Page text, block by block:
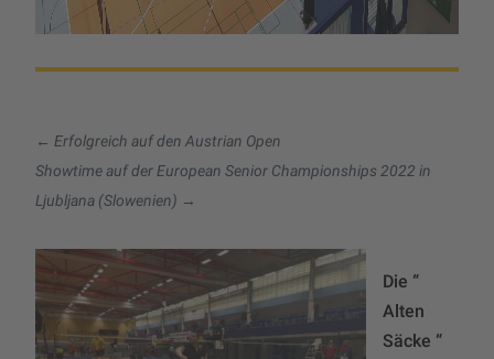
← Erfolgreich auf den Austrian Open
Showtime auf der European Senior Championships 2022 in
Ljubljana (Slowenien) →
Die “
Alten
Säcke “